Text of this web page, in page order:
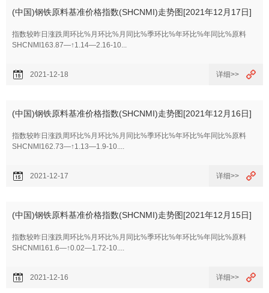
(中国)钢铁原料基准价格指数(SHCNMI)走势图[2021年12月17日]
指数较昨日涨跌周环比%月环比%月同比%季环比%年环比%年同比%原料
SHCNMI163.87—↑1.14—2.16-10...
2021-12-18 详细>>
(中国)钢铁原料基准价格指数(SHCNMI)走势图[2021年12月16日]
指数较昨日涨跌周环比%月环比%月同比%季环比%年环比%年同比%原料
SHCNMI162.73—↑1.13—1.9-10....
2021-12-17 详细>>
(中国)钢铁原料基准价格指数(SHCNMI)走势图[2021年12月15日]
指数较昨日涨跌周环比%月环比%月同比%季环比%年环比%年同比%原料
SHCNMI161.6—↑0.02—1.72-10....
2021-12-16 详细>>